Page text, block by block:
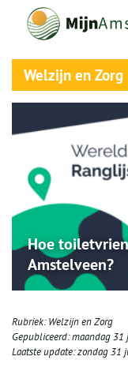
Welzijn en Zorg
Hoe
Amstelveen?
Rubriek:Welzijn en Zorg
Gepubliceerd:maandag 31
Laatste update:zondag 31